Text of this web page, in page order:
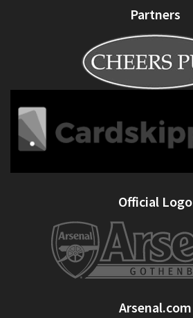
Partners
Official Logo
Arsenal.com